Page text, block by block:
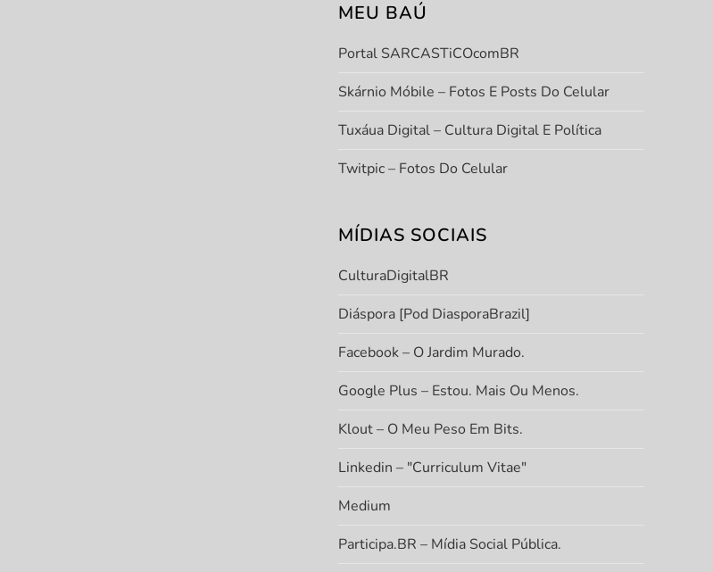
MEU BAÚ
Portal SARCASTiCOcomBR
Skárnio Móbile – Fotos E Posts Do Celular
Tuxáua Digital – Cultura Digital E Política
Twitpic – Fotos Do Celular
MÍDIAS SOCIAIS
CulturaDigitalBR
Diáspora [Pod DiasporaBrazil]
Facebook – O Jardim Murado.
Google Plus – Estou. Mais Ou Menos.
Klout – O Meu Peso Em Bits.
Linkedin – "Curriculum Vitae"
Medium
Participa.BR – Mídia Social Pública.